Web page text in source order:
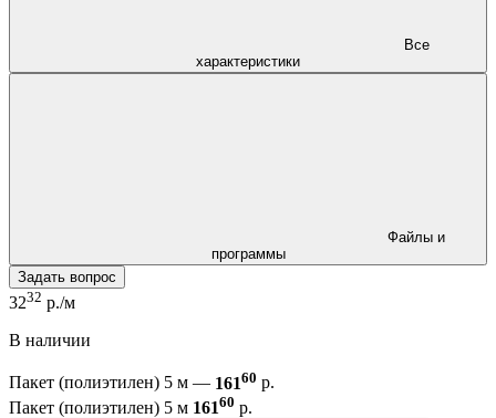
характеристики
программы
Задать вопрос
3232 р./м
В наличии
Пакет (полиэтилен) 5 м — 16160 р.
Пакет (полиэтилен) 5 м 16160 р.